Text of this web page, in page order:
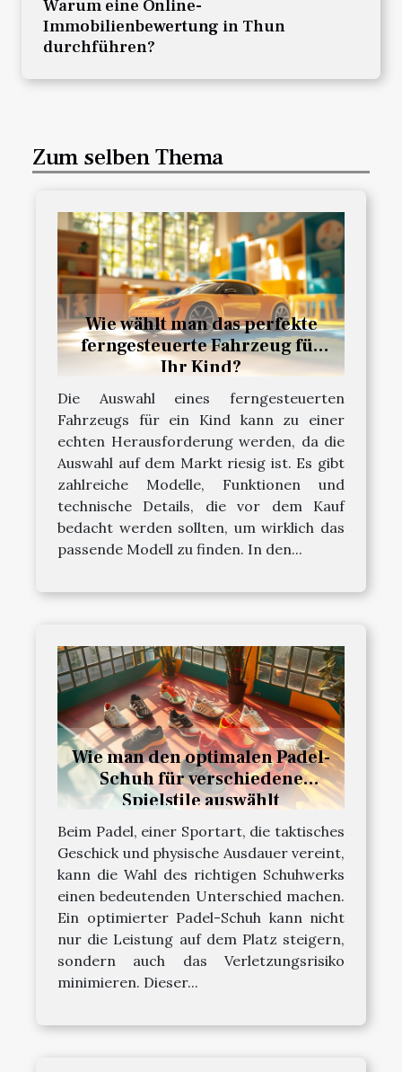
Warum eine Online-
Immobilienbewertung in Thun
durchführen?
Zum selben Thema
Wie wählt man das perfekte
ferngesteuerte Fahrzeug für
Ihr Kind?
Die Auswahl eines ferngesteuerten
Fahrzeugs für ein Kind kann zu einer
echten Herausforderung werden, da die
Auswahl auf dem Markt riesig ist. Es gibt
zahlreiche Modelle, Funktionen und
technische Details, die vor dem Kauf
bedacht werden sollten, um wirklich das
passende Modell zu finden. In den...
Wie man den optimalen Padel-
Schuh für verschiedene
Spielstile auswählt
Beim Padel, einer Sportart, die taktisches
Geschick und physische Ausdauer vereint,
kann die Wahl des richtigen Schuhwerks
einen bedeutenden Unterschied machen.
Ein optimierter Padel-Schuh kann nicht
nur die Leistung auf dem Platz steigern,
sondern auch das Verletzungsrisiko
minimieren. Dieser...